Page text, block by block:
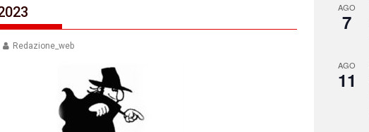
Redazione_web
AGO
7
AGO
11